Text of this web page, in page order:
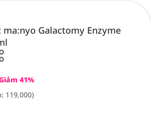
ma:nyo Galactomy Enzyme
41%
119,000)